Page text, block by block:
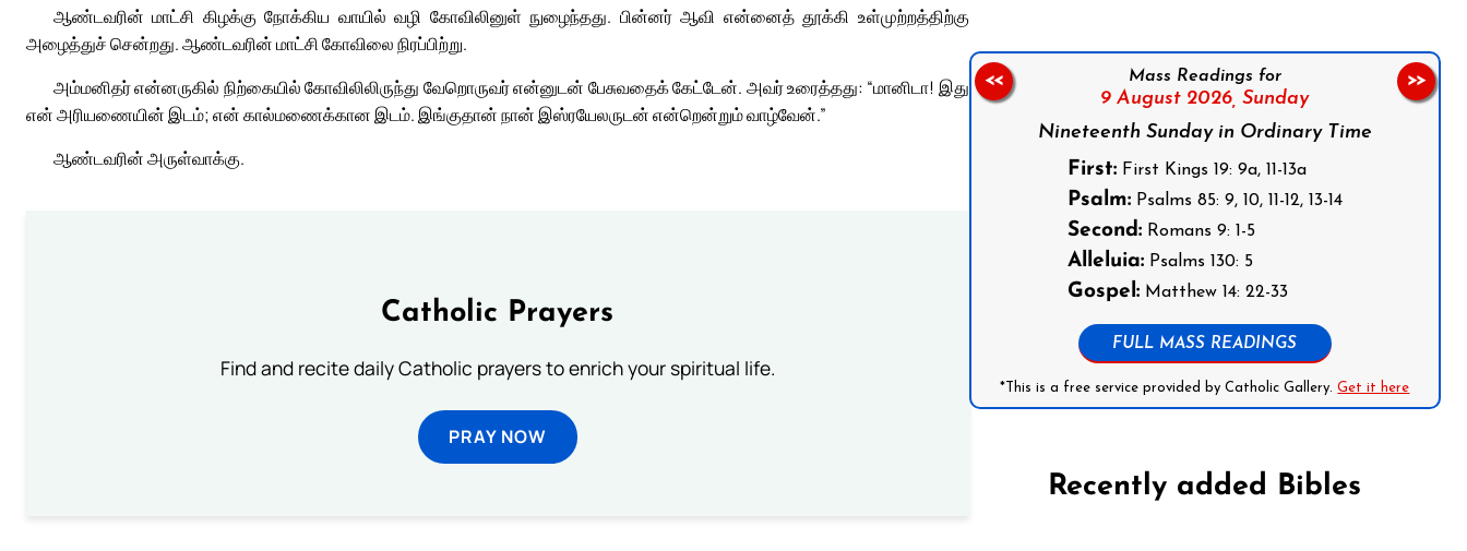
ஆண்டவரின் மாட்சி கிழக்கு நோக்கிய வாயில் வழி கோவிலினுள் நுழைந்தது. பின்னர் ஆவி என்னைத் தூக்கி உள்முற்றத்திற்கு
அழைத்துச் சென்றது. ஆண்டவரின் மாட்சி கோவிலை நிரப்பிற்று.
அம்மனிதர் என்னருகில் நிற்கையில் கோவிலிலிருந்து வேறொருவர் என்னுடன் பேசுவதைக் கேட்டேன். அவர் உரைத்தது: “மானிடா! இது
என் அரியணையின் இடம்; என் கால்மணைக்கான இடம். இங்குதான் நான் இஸ்ரயேலருடன் என்றென்றும் வாழ்வேன்.”
ஆண்டவரின் அருள்வாக்கு.
Catholic Prayers
Find and recite daily Catholic prayers to enrich your spiritual life.
PRAY NOW
Mass Readings for
9 August 2026, Sunday
Nineteenth Sunday in Ordinary Time
First:First Kings 19: 9a, 11-13a
Psalm:Psalms 85: 9, 10, 11-12, 13-14
Second:Romans 9: 1-5
Alleluia:Psalms 130: 5
Gospel:Matthew 14: 22-33
FULL MASS READINGS
*This is a free service provided by Catholic Gallery.Get it here
<< >>
Recently added Bibles